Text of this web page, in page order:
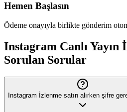
Hemen Başlasın
Ödeme onayıyla birlikte gönderim
Instagram Canlı Yayın
Sorulan Sorular
Instagram İzlenme satın alırken şifre